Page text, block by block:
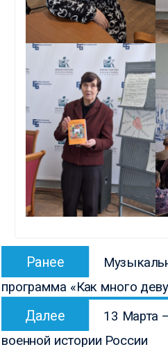
Навигация
записям
Ранее
запись:
программа «Как много
Далее
запись:
13 Марта
военной истории России